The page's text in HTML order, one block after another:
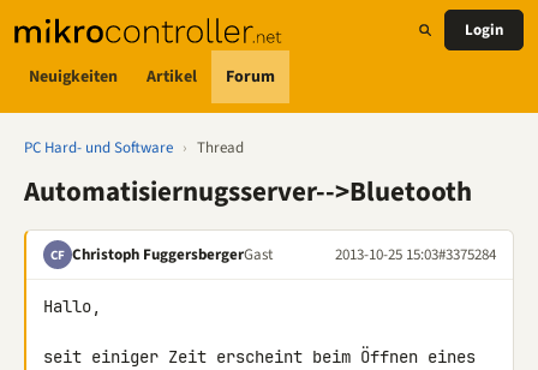
Neuigkeiten Artikel Forum
Login
PC Hard- und Software › Thread
Automatisiernugsserver-->Bluetooth
CF Christoph FuggersbergerGast 2013-10-25 15:03#3375284
Hallo,
seit einiger Zeit erscheint beim Öffnen eines